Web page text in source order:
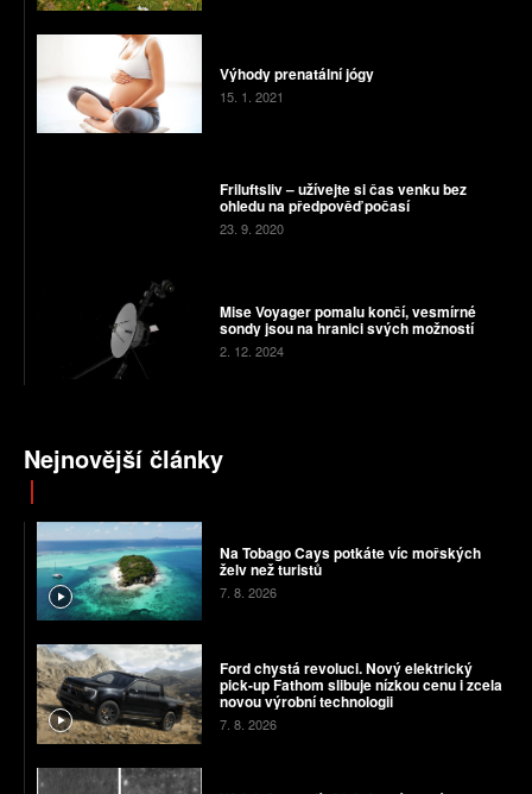
Výhody prenatální jógy
15. 1. 2021
Friluftsliv – užívejte si čas venku bez
ohledu na předpověď počasí
23. 9. 2020
Mise Voyager pomalu končí, vesmírné
sondy jsou na hranici svých možností
2. 12. 2024
Nejnovější články
Na Tobago Cays potkáte víc mořských
želv než turistů
7. 8. 2026
Ford chystá revoluci. Nový elektrický
pick-up Fathom slibuje nízkou cenu i zcela
novou výrobní technologii
7. 8. 2026